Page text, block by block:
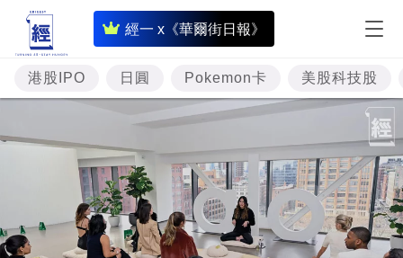
經一 x《華爾街日報》
即
時
財
經
題
投
資
樓
港股IPO 日圓 Pokemon卡 美股科技股